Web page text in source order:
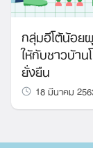
กลุ่มอีโต้น้อย
ให้กับชาวบ้า
ยั่งยืน
18 มีนาคม